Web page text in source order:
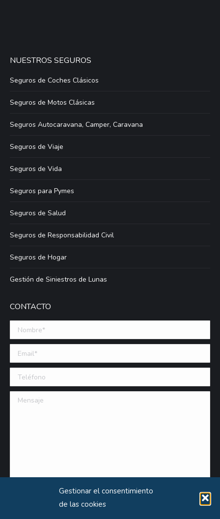
Gestionar el consentimiento
de las cookies
NUESTROS SEGUROS
Seguros de Coches Clásicos
Seguros de Motos Clásicas
Seguros Autocaravana, Camper, Caravana
Seguros de Viaje
Seguros de Vida
Seguros para Pymes
Seguros de Salud
Seguros de Responsabilidad Civil
Seguros de Hogar
Gestión de Siniestros de Lunas
CONTACTO
Nombre *
Email (requerido)
Teléfono
Mensaje